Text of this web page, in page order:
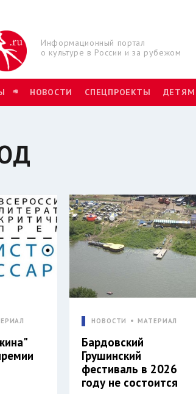
Информационный портал
о культуре в России и за рубежом
НОВОСТИ СПЕЦПРОЕКТЫ ДЕТЯМ
НОВОСТИ МАТЕРИАЛ
Бардовский
Грушинский
фестиваль в 2026
году не состоится